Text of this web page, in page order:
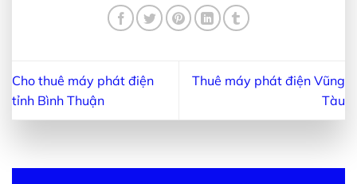
Cho thuê máy phát điện
tỉnh Bình Thuận
Thuê máy phát điện Vũng
Tàu